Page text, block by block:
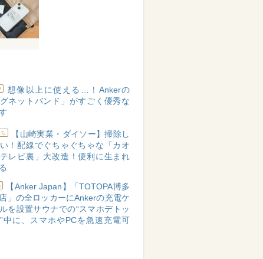
想像以上に使える…！Ankerの
グネットバンド」がすごく優秀な
【山崎実業・ダイソー】掃除し
！配線でぐちゃぐちゃな「カオ
レビ裏」大改造！便利に生まれ
【Anker Japan】「TOTOPA博多
」の全ロッカーにAnkerの充電ケ
を設置サウナでの“スマホデトッ
中に、スマホやPCを急速充電可